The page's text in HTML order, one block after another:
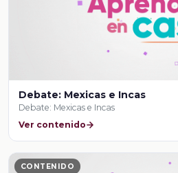
Debate: Mexicas e Incas
Debate: Mexicas e Incas
Ver contenido
CONTENIDO